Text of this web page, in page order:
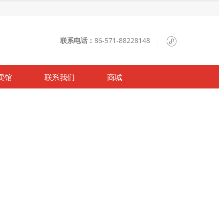
联系电话： 86-571-88228148
馆 联系我们 商城